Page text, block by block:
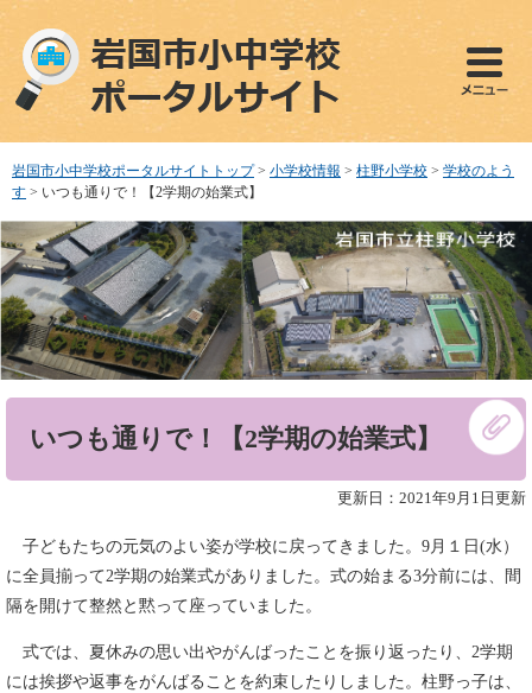
ペ
で
す
メ
ば
し
本
文
へ
岩国市小中学校ポータルサイトトップ > 小学校情報 > 柱野小学校 > 学校のよう
す > いつも通りで！【2学期の始業式】
いつも通りで！【2学期の始業式】
更新日：2021年9月1日更新
子どもたちの元気のよい姿が学校に戻ってきました。9月１日(水）
に全員揃って2学期の始業式がありました。式の始まる3分前には、間
隔を開けて整然と黙って座っていました。
式では、夏休みの思い出やがんばったことを振り返ったり、2学期
には挨拶や返事をがんばることを約束したりしました。柱野っ子は、